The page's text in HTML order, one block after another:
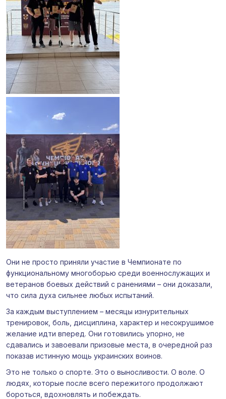
Они не просто приняли участие в Чемпионате по
функциональному многоборью среди военнослужащих и
ветеранов боевых действий с ранениями – они доказали,
что сила духа сильнее любых испытаний.
За каждым выступлением – месяцы изнурительных
тренировок, боль, дисциплина, характер и несокрушимое
желание идти вперед. Они готовились упорно, не
сдавались и завоевали призовые места, в очередной раз
показав истинную мощь украинских воинов.
Это не только о спорте. Это о выносливости. О воле. О
людях, которые после всего пережитого продолжают
бороться, вдохновлять и побеждать.